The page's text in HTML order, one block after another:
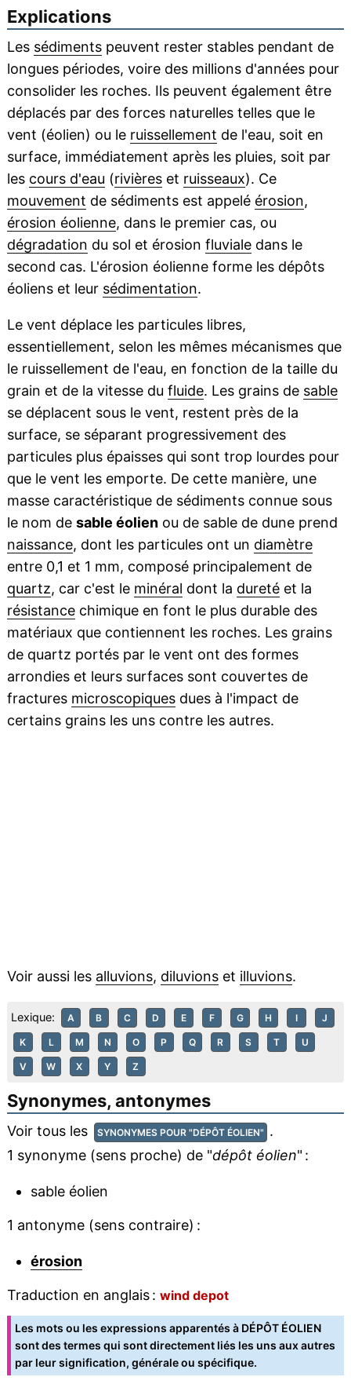
Explications
Les sédimentspeuvent rester stables pendant de
longues périodes, voire des millions d'années pour
consolider les roches. Ils peuvent également être
déplacés par des forces naturelles telles que le
vent (éolien) ou le ruissellement de l'eau, soit en
surface, immédiatement après les pluies, soit par
les cours d'eau (rivièreset ruisseaux). Ce
mouvement de sédiments est appelé érosion,
érosion éolienne, dans le premier cas, ou
dégradation du sol et érosion fluvialedans le
second cas. L'érosion éolienne forme les dépôts
éoliens et leur sédimentation.
Le vent déplace les particules libres,
essentiellement, selon les mêmes mécanismes que
le ruissellement de l'eau, en fonction de la taille du
grain et de la vitesse du fluide. Les grains de sable
se déplacent sous le vent, restent près de la
surface, se séparant progressivement des
particules plus épaisses qui sont trop lourdes pour
que le vent les emporte. De cette manière, une
masse caractéristique de sédiments connue sous
le nom de sable éolienou de sable de dune prend
naissance, dont les particules ont un diamètre
entre 0,1 et 1 mm, composé principalement de
quartz, car c'est le minéral dont la duretéet la
résistancechimique en font le plus durable des
matériaux que contiennent les roches. Les grains
de quartz portés par le vent ont des formes
arrondies et leurs surfaces sont couvertes de
fractures microscopiquesdues à l'impact de
certains grains les uns contre les autres.
Voir aussi les alluvions, diluvionset illuvions.
Lexique: A B C D E F G H I J
K L M N O P Q R S T U
V W X Y Z
Synonymes, antonymes
Voir tous les SYNONYMES POUR "DÉPÔT ÉOLIEN" .
1 synonyme (sens proche) de "dépôt éolien" :
sable éolien
1 antonyme (sens contraire) :
érosion
Traduction en anglais : wind depot
Les mots ou les expressions apparentés à DÉPÔT ÉOLIEN
sont des termes qui sont directement liés les uns aux autres
par leur signification, générale ou spécifique.